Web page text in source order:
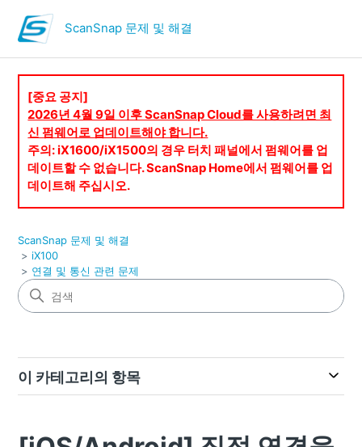
ScanSnap 문제 및 해결
[중요 공지]
2026년 4월 9일 이후 ScanSnap Cloud를 사용하려면 최
신 펌웨어로 업데이트해야 합니다.
주의: iX1600/iX1500의 경우 터치 패널에서 펌웨어를 업
데이트할 수 없습니다. ScanSnap Home에서 펌웨어를 업
데이트해 주십시오.
ScanSnap 문제 및 해결
iX100
연결 및 통신 관련 문제
이 카테고리의 항목